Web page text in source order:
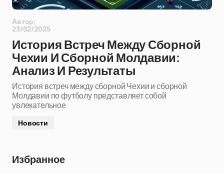
Автор:
23/02/2025
История Встреч Между Сборной
Чехии И Сборной Молдавии:
Анализ И Результаты
История встреч между сборной Чехии и сборной
Молдавии по футболу представляет собой
увлекательное
Новости
Избранное